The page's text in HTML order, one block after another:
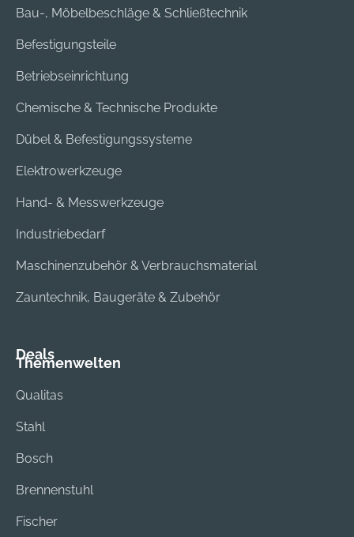
Bau-, Möbelbeschläge & Schließtechnik
Befestigungsteile
Betriebseinrichtung
Chemische & Technische Produkte
Dübel & Befestigungssysteme
Elektrowerkzeuge
Hand- & Messwerkzeuge
Industriebedarf
Maschinenzubehör & Verbrauchsmaterial
Zauntechnik, Baugeräte & Zubehör
Deals
Themenwelten
Qualitas
Stahl
Bosch
Brennenstuhl
Fischer